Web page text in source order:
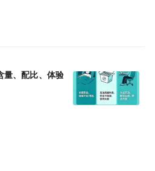
、配比、体验三个维度测评